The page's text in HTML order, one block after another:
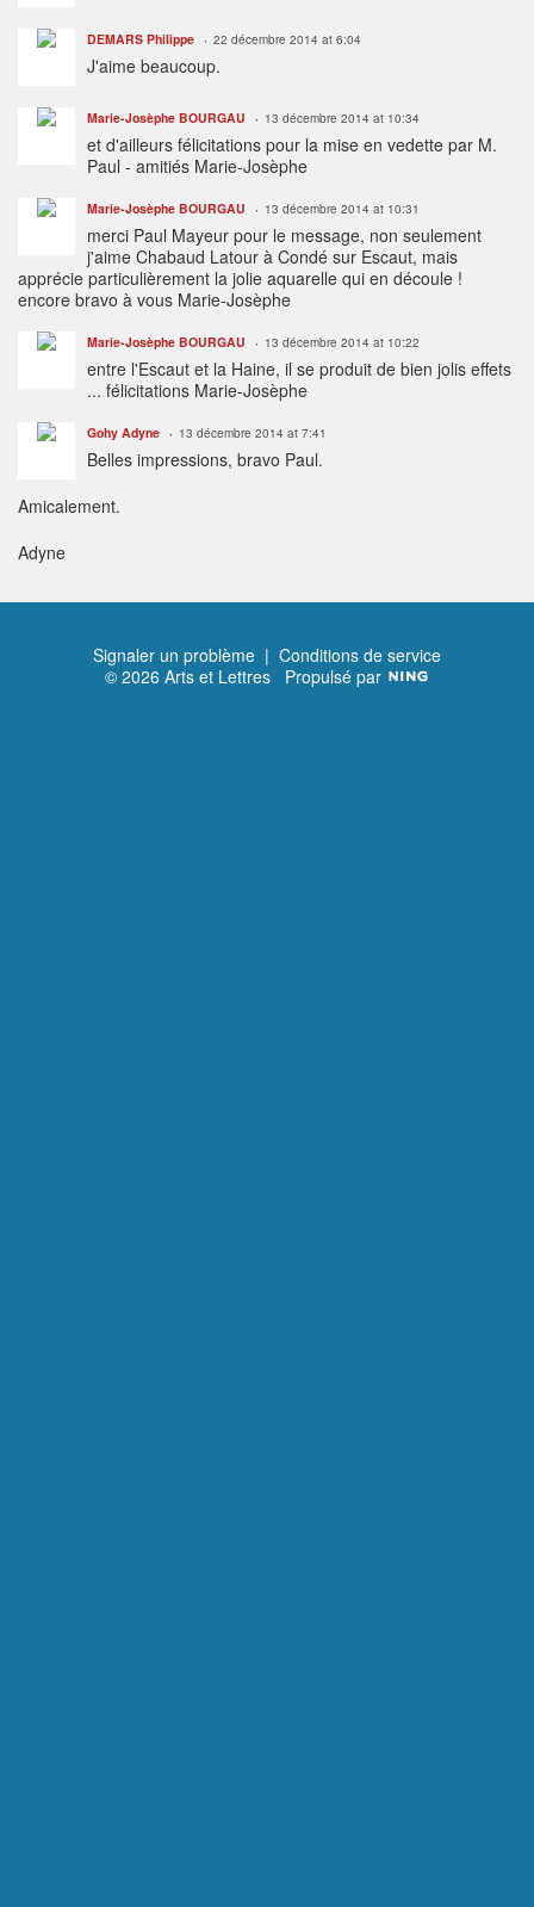
DEMARS Philippe 22 décembre 2014 at 6:04
J'aime beaucoup.
Marie-Josèphe BOURGAU 13 décembre 2014 at 10:34
et d'ailleurs félicitations pour la mise en vedette par M.
Paul - amitiés Marie-Josèphe
Marie-Josèphe BOURGAU 13 décembre 2014 at 10:31
merci Paul Mayeur pour le message, non seulement
j'aime Chabaud Latour à Condé sur Escaut, mais
apprécie particulièrement la jolie aquarelle qui en découle !
encore bravo à vous Marie-Josèphe
Marie-Josèphe BOURGAU 13 décembre 2014 at 10:22
entre l'Escaut et la Haine, il se produit de bien jolis effets
... félicitations Marie-Josèphe
Gohy Adyne 13 décembre 2014 at 7:41
Belles impressions, bravo Paul.
Amicalement.
Adyne
Signaler un problème | Conditions de service
© 2026 Arts et Lettres Propulsé par